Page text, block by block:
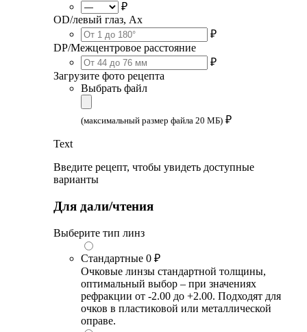
₽
OD/левый глаз, Ax
₽
DP/Межцентровое расстояние
₽
Загрузите фото рецепта
Выбрать файл
(максимальный размер файла 20 МБ) ₽
Text
Введите рецепт, чтобы увидеть доступные
варианты
Для дали/чтения
Выберите тип линз
Стандартные 0 ₽
Очковые линзы стандартной толщины,
оптимальный выбор – при значениях
рефракции от -2.00 до +2.00. Подходят для
очков в пластиковой или металлической
оправе.